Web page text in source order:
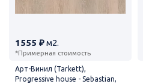
1555 ₽м2.
*Примерная стоимость
Арт-Винил (Tarkett),
Progressive house - Sebastian,